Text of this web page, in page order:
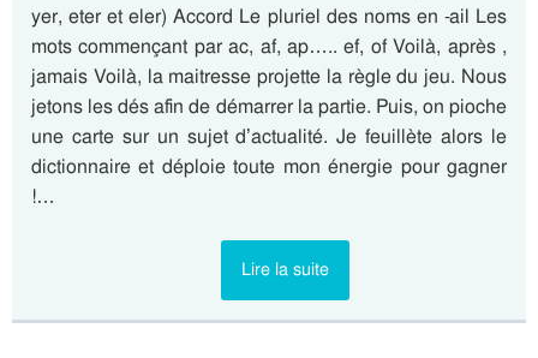
yer, eter et eler) Accord Le pluriel des noms en -ail Les
mots commençant par ac, af, ap….. ef, of Voilà, après ,
jamais Voilà, la maitresse projette la règle du jeu. Nous
jetons les dés afin de démarrer la partie. Puis, on pioche
une carte sur un sujet d’actualité. Je feuillète alors le
dictionnaire et déploie toute mon énergie pour gagner
!…
Lire la suite